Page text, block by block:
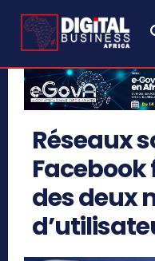
Réseaux
des deux